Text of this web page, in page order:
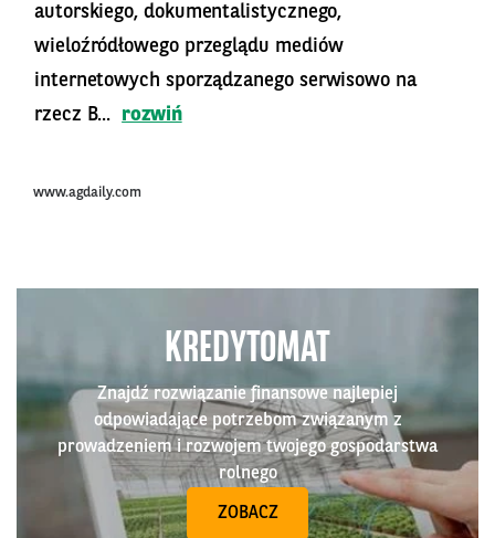
autorskiego, dokumentalistycznego,
wieloźródłowego przeglądu mediów
internetowych sporządzanego serwisowo na
rzecz B...
rozwiń
www.agdaily.com
KREDYTOMAT
Znajdź rozwiązanie finansowe najlepiej
odpowiadające potrzebom związanym z
prowadzeniem i rozwojem twojego gospodarstwa
rolnego
ZOBACZ